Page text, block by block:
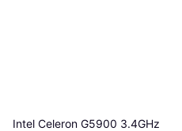
Intel Celeron G5900 3.4GHz